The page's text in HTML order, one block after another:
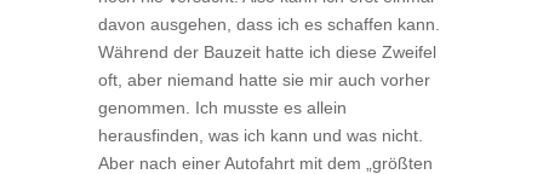
davon ausgehen, dass ich es schaffen kann.
Während der Bauzeit hatte ich diese Zweifel
oft, aber niemand hatte sie mir auch vorher
genommen. Ich musste es allein
herausfinden, was ich kann und was nicht.
Aber nach einer Autofahrt mit dem „größten